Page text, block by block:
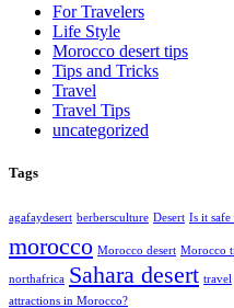
For Travelers
Life Style
Morocco desert tips
Tips and Tricks
Travel
Travel Tips
uncategorized
Tags
agafaydesert berbersculture Desert Is it
morocco Morocco desert Morocco
northafrica Sahara desert travel
attractions in Morocco?